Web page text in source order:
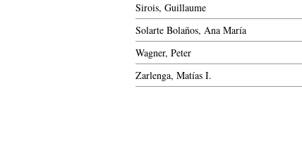
Sirois, Guillaume
Solarte Bolaños, Ana María
Wagner, Peter
Zarlenga, Matías I.